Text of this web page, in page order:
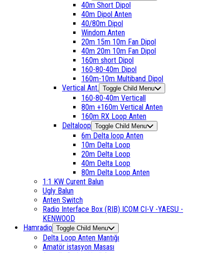
40m Short Dipol
40m Dipol Anten
40/80m Dipol
Windom Anten
20m 15m 10m Fan Dipol
40m 20m 10m Fan Dipol
160m short Dipol
160-80-40m Dipol
160m-10m Multiband Dipol
Vertical Ant. Toggle Child Menu
160-80-40m Verticall
80m +160m Vertical Anten
160m RX Loop Anten
Deltaloop Toggle Child Menu
6m Delta loop Anten
10m Delta Loop
20m Delta Loop
40m Delta Loop
80m Delta Loop Anten
1:1 KW Curent Balun
Ugly Balun
Anten Switch
Radio Interface Box (RIB) ICOM CI-V -YAESU -
KENWOOD
Hamradio Toggle Child Menu
Delta Loop Anten Mantığı
Amatör istasyon Masası